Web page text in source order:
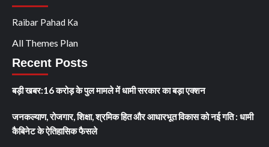
Raibar Pahad Ka
All Themes Plan
Recent Posts
बड़ी खबर:16 करोड़ के पुल मामले में धामी सरकार का बड़ा एक्शन
जनकल्याण, रोजगार, शिक्षा, श्रमिक हित और आधारभूत विकास को नई गति : धामी
कैबिनेट के ऐतिहासिक फैसले